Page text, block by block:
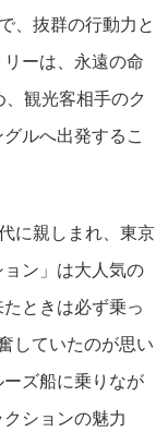
、抜群の行動力と
ーは、永遠の命
観光客相手のク
ルへ出発するこ
に親しまれ、東京
ン」は大人気の
ときは必ず乗っ
していたのが思い
ズ船に乗りなが
ションの魅力